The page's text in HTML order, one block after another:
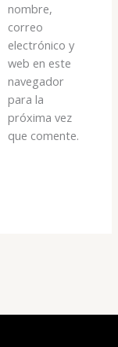
nombre,
correo
electrónico y
web en este
navegador
para la
próxima vez
que comente.